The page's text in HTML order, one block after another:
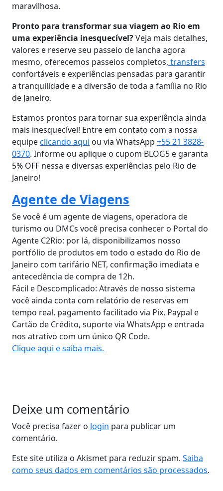
maravilhosa.
Pronto para transformar sua viagem ao Rio em
uma experiência inesquecível?Veja mais detalhes,
valores e reserve seu passeio de lancha agora
mesmo, oferecemos passeios completos, transfers
confortáveis e experiências pensadas para garantir
a tranquilidade e a diversão de toda a família no Rio
de Janeiro.
Estamos prontos para tornar sua experiência ainda
mais inesquecível! Entre em contato com a nossa
equipeclicando aqui ou via WhatsApp +55 21 3828-
0370. Informe ou aplique o cupom BLOG5 e garanta
5% OFF nessa e diversas experiências pelo Rio de
Janeiro!
Agente de Viagens
Se você é um agente de viagens, operadora de
turismo ou DMCs você precisa conhecer o Portal do
Agente C2Rio: por lá, disponibilizamos nosso
portfólio de produtos em todo o estado do Rio de
Janeiro com tarifário NET, confirmação imediata e
antecedência de compra de 12h.
Fácil e Descomplicado: Através de nosso sistema
você ainda conta com relatório de reservas em
tempo real, pagamento facilitado via Pix, Paypal e
Cartão de Crédito, suporte via WhatsApp e entrada
nos atrativo com um único QR Code.
Clique aqui e saiba mais.
Deixe um comentário
Você precisa fazer o login para publicar um
comentário.
Este site utiliza o Akismet para reduzir spam. Saiba
como seus dados em comentários são processados.